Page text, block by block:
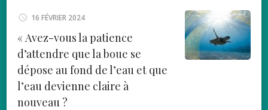
16 FÉVRIER 2024
« Avez-vous la patience
d’attendre que la boue se
dépose au fond de l’eau et que
l’eau devienne claire à
nouveau ?